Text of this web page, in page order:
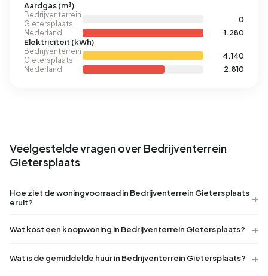
Aardgas (m³)
Bedrijventerrein
Gietersplaats
0
Nederland
1.280
Elektriciteit (kWh)
Bedrijventerrein
Gietersplaats
4.140
Nederland
2.810
Veelgestelde vragen over Bedrijventerrein
Gietersplaats
Hoe ziet de woningvoorraad in Bedrijventerrein Gietersplaats
eruit?
Wat kost een koopwoning in Bedrijventerrein Gietersplaats?
Wat is de gemiddelde huur in Bedrijventerrein Gietersplaats?